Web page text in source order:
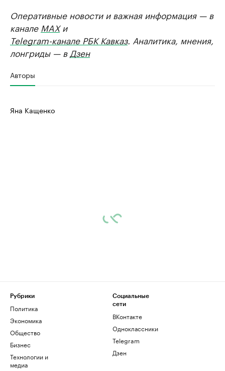
Оперативные новости и важная информация — в
канале MAXи
Telegram-канале РБК Кавказ. Аналитика, мнения,
лонгриды — в Дзен
Авторы
Яна Кащенко
Рубрики
Политика
Экономика
Общество
Бизнес
Технологии и
медиа
Социальные
сети
ВКонтакте
Одноклассники
Telegram
Дзен